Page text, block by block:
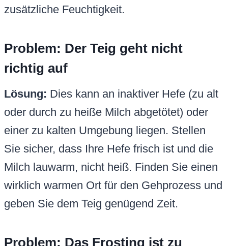
zusätzliche Feuchtigkeit.
Problem: Der Teig geht nicht
richtig auf
Lösung: Dies kann an inaktiver Hefe (zu alt
oder durch zu heiße Milch abgetötet) oder
einer zu kalten Umgebung liegen. Stellen
Sie sicher, dass Ihre Hefe frisch ist und die
Milch lauwarm, nicht heiß. Finden Sie einen
wirklich warmen Ort für den Gehprozess und
geben Sie dem Teig genügend Zeit.
Problem: Das Frosting ist zu